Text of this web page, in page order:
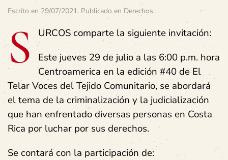
Escrito en 29/07/2021. Publicado en Derechos.
S
URCOS comparte la siguiente invitación:
Este jueves 29 de julio a las 6:00 p.m. hora
Centroamerica en la edición #40 de El
Telar Voces del Tejido Comunitario, se abordará
el tema de la criminalización y la judicialización
que han enfrentado diversas personas en Costa
Rica por luchar por sus derechos.
Se contará con la participación de: